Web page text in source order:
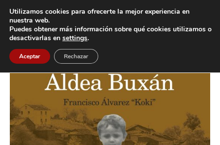
Inicio Etiquetas Francisco Álvarez “Koki”
Etiqueta: Francisco Álvarez “Koki”
Utilizamos cookies para ofrecerte la mejor experiencia en
nuestra web.
Puedes obtener más información sobre qué cookies utilizamos o
desactivarlas en settings.
Aceptar Rechazar